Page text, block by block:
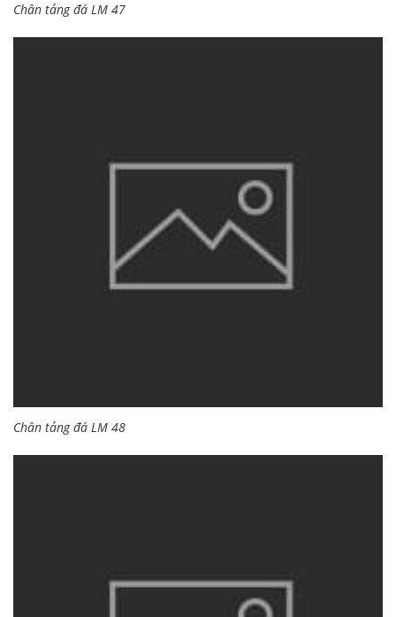
Chân tảng đá LM 47
Chân tảng đá LM 48